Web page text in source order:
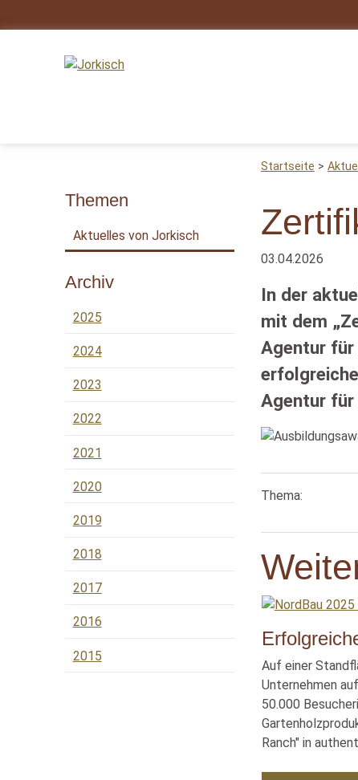
Themen
Aktuelles von Jorkisch
Archiv
2025
2024
2023
2022
2021
2020
2019
2018
2017
2016
2015
Startseite
03.04.2026
In der
mit dem
Agentur für
Agentur für
Thema:
Auf einer
Unternehmen
50.000
Ranch" in